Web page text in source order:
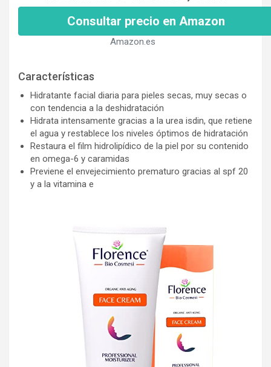
Consultar precio en Amazon
Amazon.es
Características
Hidratante facial diaria para pieles secas, muy secas o
con tendencia a la deshidratación
Hidrata intensamente gracias a la urea isdin, que retiene
el agua y restablece los niveles óptimos de hidratación
Restaura el film hidrolipídico de la piel por su contenido
en omega-6 y caramidas
Previene el envejecimiento prematuro gracias al spf 20
y a la vitamina e